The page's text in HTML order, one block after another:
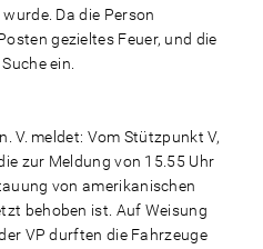
Da die Person
gezieltes Feuer, und die
ein.
V. meldet: Vom Stützpunkt V,
zur Meldung von 15.55 Uhr
von amerikanischen
behoben ist. Auf Weisung
VP durften die Fahrzeuge